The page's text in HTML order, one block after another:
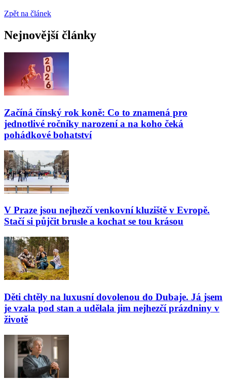
Zpět na článek
Nejnovější články
Začíná čínský rok koně: Co to znamená pro
jednotlivé ročníky narození a na koho čeká
pohádkové bohatství
V Praze jsou nejhezčí venkovní kluziště v Evropě.
Stačí si půjčit brusle a kochat se tou krásou
Děti chtěly na luxusní dovolenou do Dubaje. Já jsem
je vzala pod stan a udělala jim nejhezčí prázdniny v
životě